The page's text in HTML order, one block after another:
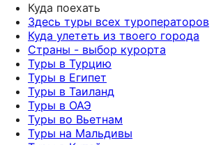
Куда поехать
Здесь туры всех туроператоров
Куда улететь из твоего города
Страны - выбор курорта
Туры в Турцию
Туры в Египет
Туры в Таиланд
Туры в ОАЭ
Туры во Вьетнам
Туры на Мальдивы